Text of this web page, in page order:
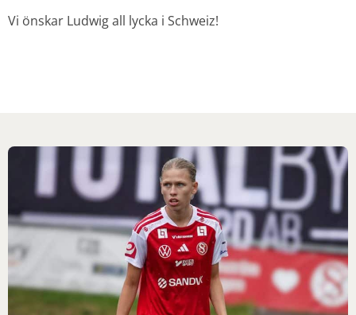
Vi önskar Ludwig all lycka i Schweiz!